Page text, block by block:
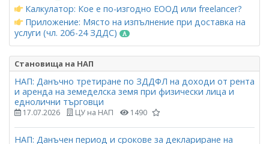
Калкулатор: Кое е по-изгодно ЕООД или freelancer?
Приложение: Място на изпълнение при доставка на
услуги (чл. 20б-24 ЗДДС)
Становища на НАП
НАП: Данъчно третиране по ЗДДФЛ на доходи от рента
и аренда на земеделска земя при физически лица и
еднолични търговци
17.07.2026 ЦУ на НАП 1490
НАП: Данъчен период и срокове за деклариране на